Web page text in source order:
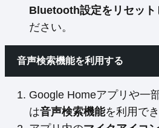
Bluetooth設定をリセット
ださい。
音声検索機能を利用する
Google Homeアプリや一
は音声検索機能を利用でき